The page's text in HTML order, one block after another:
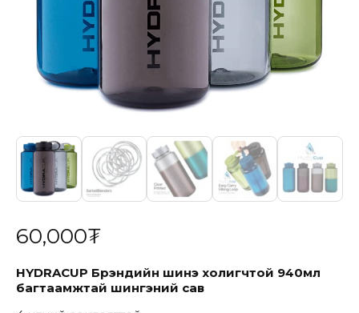
60,000₮
HYDRACUP Брэндийн шинэ холигчтой 940мл
багтаамжтай шингэний сав